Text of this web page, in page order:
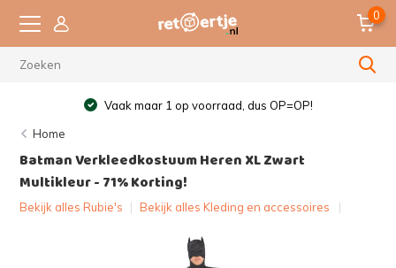
0
Vaak maar 1 op voorraad, dus OP=OP!
Home
Batman Verkleedkostuum Heren XL Zwart
Multikleur - 71% Korting!
Bekijk alles Rubie's | Bekijk alles Kleding en accessoires